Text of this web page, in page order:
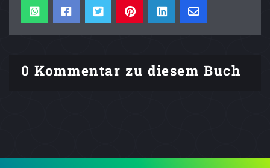
0 Kommentar zu diesem Buch